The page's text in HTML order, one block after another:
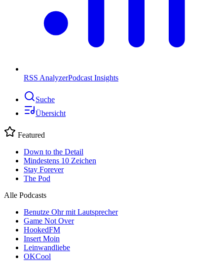
RSS AnalyzerPodcast Insights
Suche
Übersicht
Featured
Down to the Detail
Mindestens 10 Zeichen
Stay Forever
The Pod
Alle Podcasts
Benutze Ohr mit Lautsprecher
Game Not Over
HookedFM
Insert Moin
Leinwandliebe
OKCool